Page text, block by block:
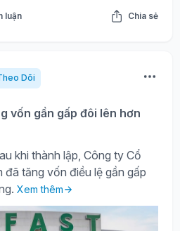
luận Chia sẻ
Dõi
vốn gần gấp đôi lên hơn
khi thành lập, Công ty Cổ
đã tăng vốn điều lệ gần gấp
Xem thêm